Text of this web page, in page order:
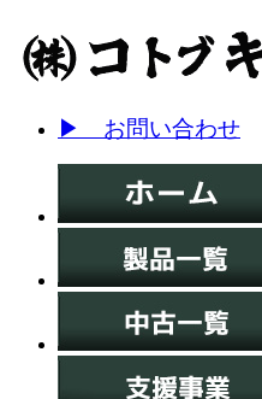
▶ お問い合わせ